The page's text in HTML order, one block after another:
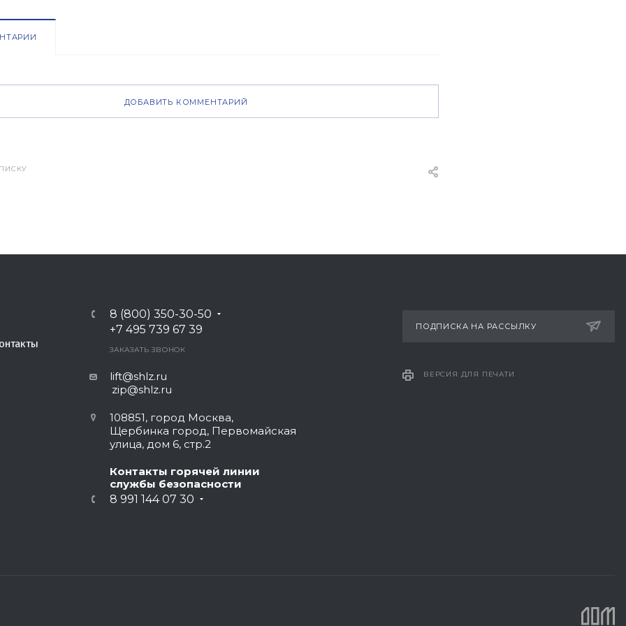
ДОБАВИТЬ КОММЕНТАРИЙ
8 (800) 350-30-50
+7 495 739 67 39
ЗАКАЗАТЬ ЗВОНОК
lift@shlz.ru
zip@shlz.ru
108851, город Москва,
Щербинка город, Первомайская
улица, дом 6, стр.2
Контакты горячей линии
службы безопасности
8 991 144 07 30
ПОДПИСКА НА РАССЫЛКУ
ВЕРСИЯ ДЛЯ ПЕЧАТИ